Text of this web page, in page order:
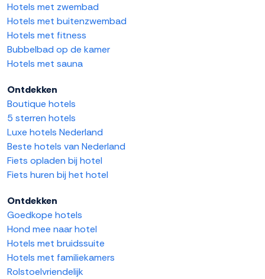
Hotels met zwembad
Hotels met buitenzwembad
Hotels met fitness
Bubbelbad op de kamer
Hotels met sauna
Ontdekken
Boutique hotels
5 sterren hotels
Luxe hotels Nederland
Beste hotels van Nederland
Fiets opladen bij hotel
Fiets huren bij het hotel
Ontdekken
Goedkope hotels
Hond mee naar hotel
Hotels met bruidssuite
Hotels met familiekamers
Rolstoelvriendelijk